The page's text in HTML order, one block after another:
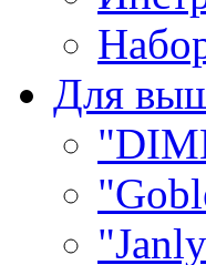
Для